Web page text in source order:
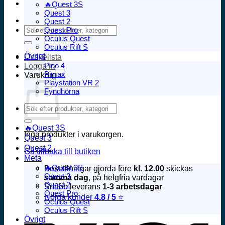
Sök
efter:
Önskelista
Logga in
Varukorg
Inga produkter i varukorgen.
Gå tillbaka till butiken
Beställningar gjorda före kl. 12.00 skickas
samma dag, på helgfria vardagar
Snabb leverans 1-3 arbetsdagar
Nöjda kunder 4.8 / 5 ⭐
🔥Quest 3S
Quest 3
Quest 2
Quest Pro
Oculus Quest
Oculus Rift S
Övrigt
Pico 4
Pimax
Playstation VR 2
Fyndhörna
Sök
efter:
🔥Quest 3S
Quest 3
Quest 2
Meta
🔥Quest 3S
Quest 3
Quest 2
Quest Pro
Oculus Quest
Oculus Rift S
Övrigt